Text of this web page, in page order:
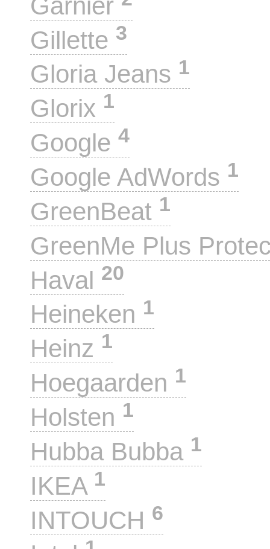
Gillette 3
Gloria Jeans 1
Glorix 1
Google 4
Google AdWords 1
GreenBeat 1
GreenMe Plus
Haval 20
Heineken 1
Heinz 1
Hoegaarden 1
Holsten 1
Hubba Bubba 1
IKEA 1
INTOUCH 6